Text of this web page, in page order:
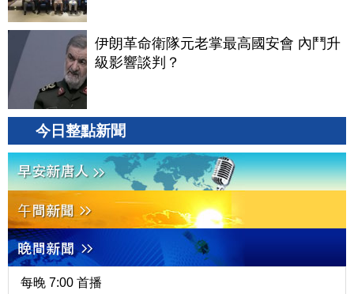
伊朗革命衛隊元老掌最高國安會 內鬥升
級影響談判？
今日整點新聞
每晚 7:00 首播